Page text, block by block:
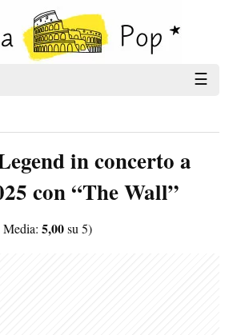
☰
in concerto a
con “The Wall”
Media: 5,00su 5)